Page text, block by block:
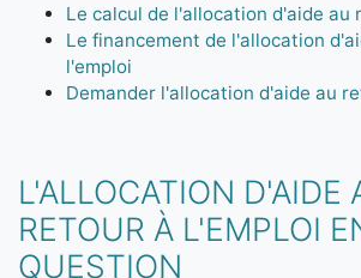
Le calcul de l'allocation d'aide au
Le financement de l'allocation
l'emploi
Demander l'allocation d'aide au
L'ALLOCATION D'AIDE
RETOUR À L'EMPLOI
QUESTION